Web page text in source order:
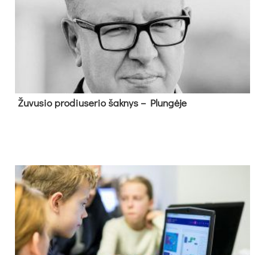
Žu­vu­sio pro­diu­se­rio šak­nys – Plun­gė­je